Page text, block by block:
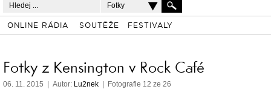
Fotky
ONLINE RÁDIA SOUTĚŽE FESTIVALY
Fotky z Kensington v Rock Café
06. 11. 2015 | Autor: Lu2nek | Fotografie 12 ze 26